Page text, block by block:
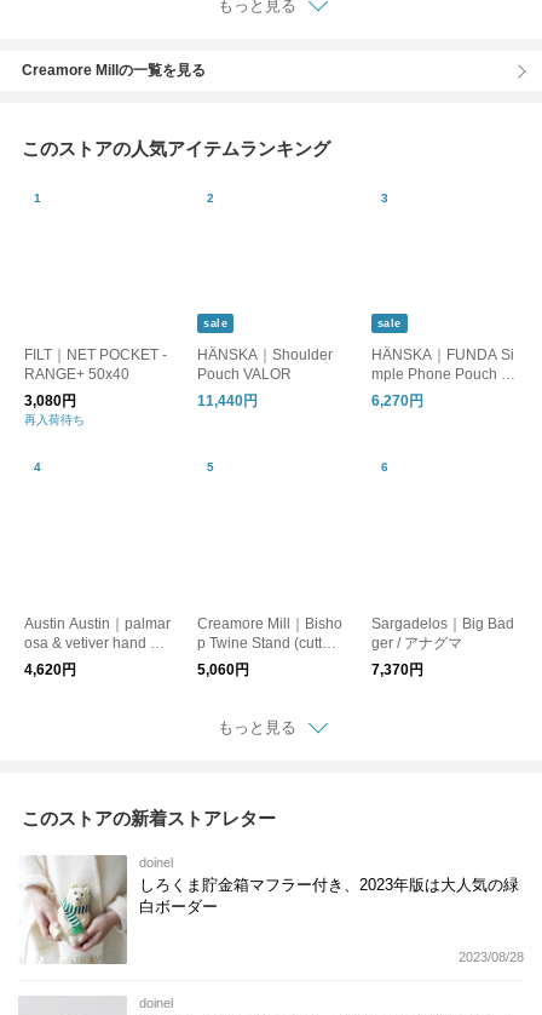
もっと見る
Creamore Millの一覧を見る
このストアの人気アイテムランキング
FILT｜NET POCKET -
RANGE+ 50x40
3,080円
再入荷待ち
sale
HÄNSKA｜Shoulder
Pouch VALOR
11,440円
sale
HÄNSKA｜FUNDA Si
mple Phone Pouch M
esh
6,270円
Austin Austin｜palmar
osa & vetiver hand cre
am 50ml
4,620円
Creamore Mill｜Bisho
p Twine Stand (cutter)
250g
5,060円
Sargadelos｜Big Bad
ger / アナグマ
7,370円
もっと見る
このストアの新着ストアレター
doinel
しろくま貯金箱マフラー付き、2023年版は大人気の緑
白ボーダー
2023/08/28
doinel